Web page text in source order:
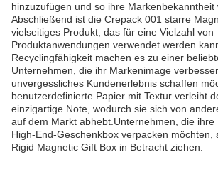
hinzuzufügen und so ihre Markenbekanntheit
Abschließend ist die Crepack 001 starre
vielseitiges Produkt, das für eine Vielzahl von
Produktanwendungen verwendet werden
Recyclingfähigkeit machen es zu einer
Unternehmen, die ihr Markenimage
unvergessliches Kundenerlebnis schaffen
benutzerdefinierte Papier mit Textur verleiht
einzigartige Note, wodurch sie sich von
auf dem Markt abhebt.Unternehmen, die ihre
High-End-Geschenkbox verpacken möchten,
Rigid Magnetic Gift Box in Betracht ziehen.